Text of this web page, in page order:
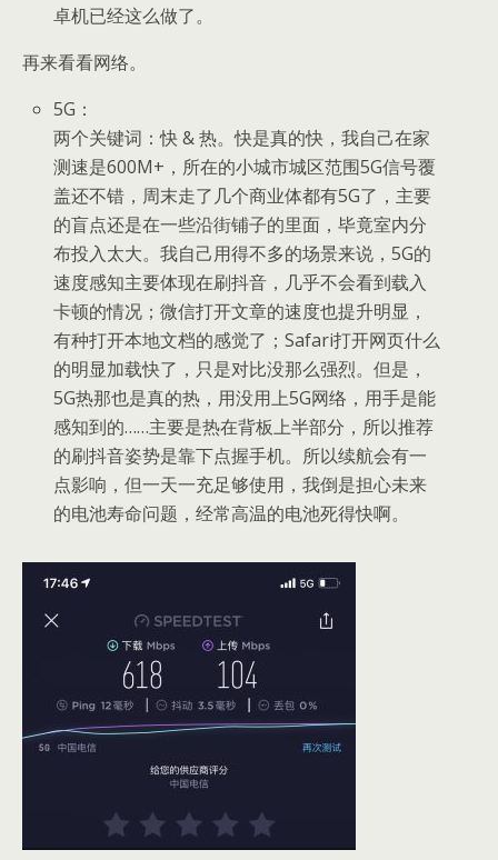
卓机已经这么做了。
再来看看网络。
5G：
两个关键词：快 & 热。快是真的快，我自己在家
测速是600M+，所在的小城市城区范围5G信号覆
盖还不错，周末走了几个商业体都有5G了，主要
的盲点还是在一些沿街铺子的里面，毕竟室内分
布投入太大。我自己用得不多的场景来说，5G的
速度感知主要体现在刷抖音，几乎不会看到载入
卡顿的情况；微信打开文章的速度也提升明显，
有种打开本地文档的感觉了；Safari打开网页什么
的明显加载快了，只是对比没那么强烈。但是，
5G热那也是真的热，用没用上5G网络，用手是能
感知到的……主要是热在背板上半部分，所以推荐
的刷抖音姿势是靠下点握手机。所以续航会有一
点影响，但一天一充足够使用，我倒是担心未来
的电池寿命问题，经常高温的电池死得快啊。